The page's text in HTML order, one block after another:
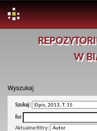
W
Wyszukaj
Szukaj:
for
Aktualne filtry: